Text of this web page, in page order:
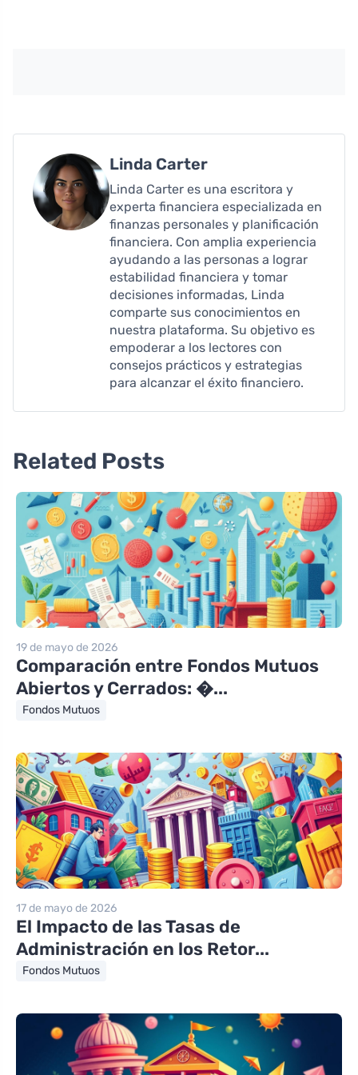
Linda Carter
Linda Carter es una escritora y
experta financiera especializada en
finanzas personales y planificación
financiera. Con amplia experiencia
ayudando a las personas a lograr
estabilidad financiera y tomar
decisiones informadas, Linda
comparte sus conocimientos en
nuestra plataforma. Su objetivo es
empoderar a los lectores con
consejos prácticos y estrategias
para alcanzar el éxito financiero.
Related Posts
19 de mayo de 2026
Comparación entre Fondos Mutuos
Abiertos y Cerrados: �...
Fondos Mutuos
17 de mayo de 2026
El Impacto de las Tasas de
Administración en los Retor...
Fondos Mutuos